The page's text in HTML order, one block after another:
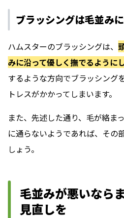
ブラッシングは毛並み
ハムスターのブラッシングは、
みに沿って優しく撫でるように
するような方向でブラッシング
トレスがかかってしまいます。
また、先述した通り、毛が絡ま
に通らないようであれば、その
しょう。
毛並みが悪いなら
見直しを